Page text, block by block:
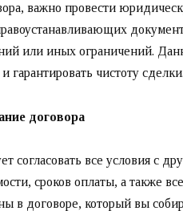
важно провести
или иных ограничений.
чистоту сделки.
договора
согласовать все условия с
сроков оплаты, а также
в договоре, который вы